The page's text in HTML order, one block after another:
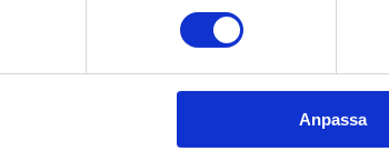
Anpassa
helt och hållet på uppdragets
och om det handlar om bemanning eller
priser utan dolda avgifter.